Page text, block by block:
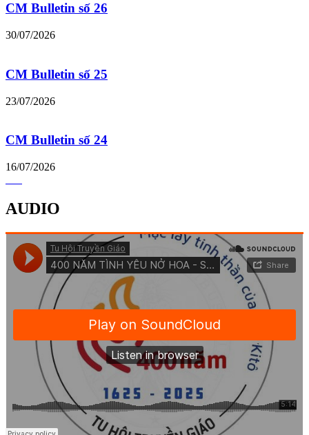
CM Bulletin số 26
30/07/2026
CM Bulletin số 25
23/07/2026
CM Bulletin số 24
16/07/2026
AUDIO